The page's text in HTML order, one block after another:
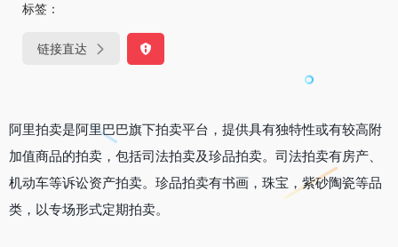
标签：
链接直达
阿里拍卖是阿里巴巴旗下拍卖平台，提供具有独特性或有较高附
加值商品的拍卖，包括司法拍卖及珍品拍卖。司法拍卖有房产、
机动车等诉讼资产拍卖。珍品拍卖有书画，珠宝，紫砂陶瓷等品
类，以专场形式定期拍卖。